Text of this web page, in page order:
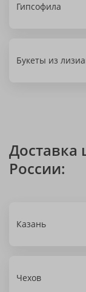
Гипсофила
Букеты из
Доставка
России:
Казань
Чехов